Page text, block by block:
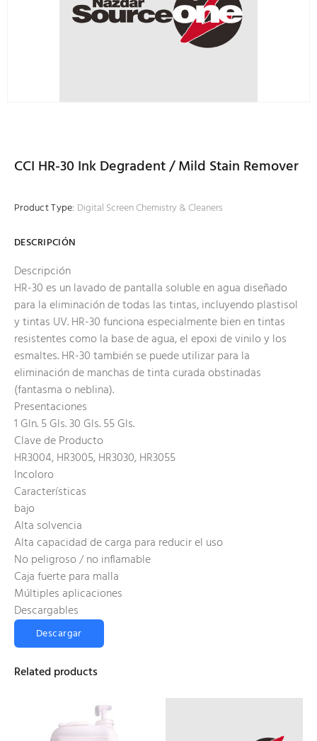
CCI HR-30 Ink Degradent / Mild Stain Remover
Product Type: Digital Screen Chemistry & Cleaners
DESCRIPCIÓN
Descripción
HR-30 es un lavado de pantalla soluble en agua diseñado
para la eliminación de todas las tintas, incluyendo plastisol
y tintas UV. HR-30 funciona especialmente bien en tintas
resistentes como la base de agua, el epoxi de vinilo y los
esmaltes. HR-30 también se puede utilizar para la
eliminación de manchas de tinta curada obstinadas
(fantasma o neblina).
Presentaciones
1 Gln. 5 Gls. 30 Gls. 55 Gls.
Clave de Producto
HR3004, HR3005, HR3030, HR3055
Incoloro
Características
bajo
Alta solvencia
Alta capacidad de carga para reducir el uso
No peligroso / no inflamable
Caja fuerte para malla
Múltiples aplicaciones
Descargables
Descargar
Related products